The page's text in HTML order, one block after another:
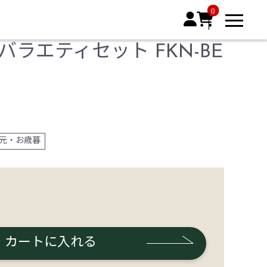

0
ラエティセット FKN-BE
・お歳暮
カートに入れる